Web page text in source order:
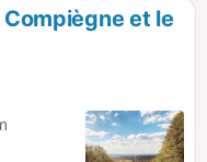
et le